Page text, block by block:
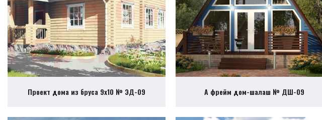
Проект дома из бруса 9х10 № ЭД-09 А фрейм дом-шалаш № ДШ-09